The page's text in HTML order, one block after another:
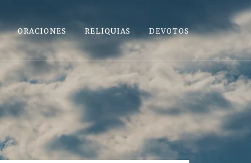
ORACIONES RELIQUIAS DEVOTOS